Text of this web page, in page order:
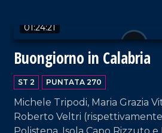
01:24:21
Buongiorno in Calabria
ST 2 PUNTATA 270
Michele Tripodi, Maria Grazia
Roberto Veltri